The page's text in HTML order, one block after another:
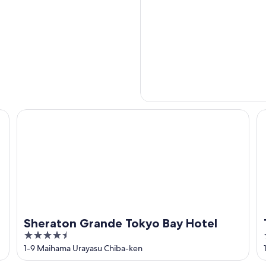
Sheraton Grande Tokyo Bay Hotel
4.5
out
of
1-9 Maihama Urayasu Chiba-ken
Sheraton Grande Tokyo Bay Hotel